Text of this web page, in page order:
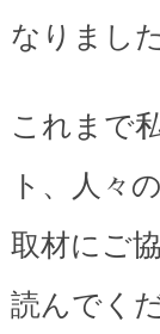
なりました
これまで
ト、人々
取材にご
読んでく